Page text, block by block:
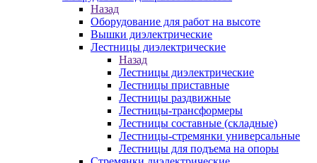
Назад
Оборудование для работ на высоте
Вышки диэлектрические
Лестницы диэлектрические
Назад
Лестницы диэлектрические
Лестницы приставные
Лестницы раздвижные
Лестницы-трансформеры
Лестницы составные (складные)
Лестницы-стремянки универсальные
Лестницы для подъема на опоры